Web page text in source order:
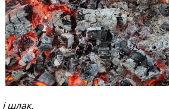
і шлак.